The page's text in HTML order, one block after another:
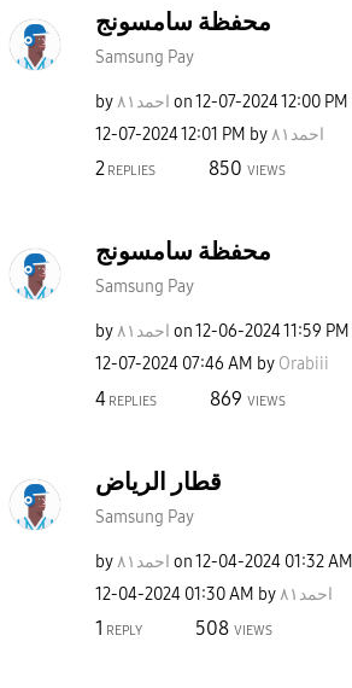
محفظة سامسونج
Samsung Pay
by احمد٨١ on‎12-07-202412:00 PM
‎12-07-202412:01 PM by احمد٨١
2 REPLIES 850 VIEWS
محفظة سامسونج
Samsung Pay
by احمد٨١ on‎12-06-202411:59 PM
‎12-07-2024 07:46 AM by Orabiii
4 REPLIES 869 VIEWS
قطار الرياض
Samsung Pay
by احمد٨١ on‎12-04-2024 01:32 AM
‎12-04-2024 01:30 AM by احمد٨١
1 REPLY 508 VIEWS